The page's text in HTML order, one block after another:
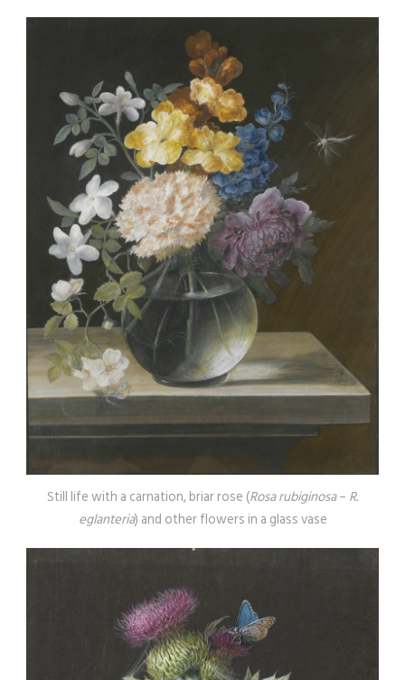
Still life with a carnation, briar rose (Rosa rubiginosa– R.
eglanteria) and other flowers in a glass vase